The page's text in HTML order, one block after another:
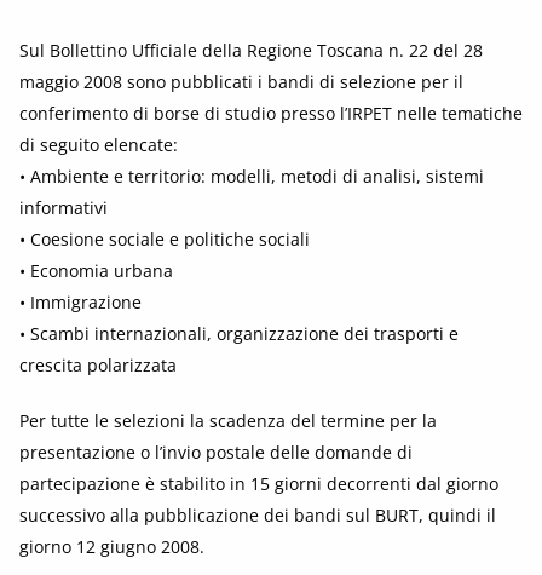
Sul Bollettino Ufficiale della Regione Toscana n. 22 del 28
maggio 2008 sono pubblicati i bandi di selezione per il
conferimento di borse di studio presso l’IRPET nelle tematiche
di seguito elencate:
• Ambiente e territorio: modelli, metodi di analisi, sistemi
informativi
• Coesione sociale e politiche sociali
• Economia urbana
• Immigrazione
• Scambi internazionali, organizzazione dei trasporti e
crescita polarizzata
Per tutte le selezioni la scadenza del termine per la
presentazione o l’invio postale delle domande di
partecipazione è stabilito in 15 giorni decorrenti dal giorno
successivo alla pubblicazione dei bandi sul BURT, quindi il
giorno 12 giugno 2008.